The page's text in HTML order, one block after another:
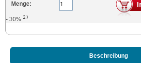
Menge:
- 30%2)
Beschreibung